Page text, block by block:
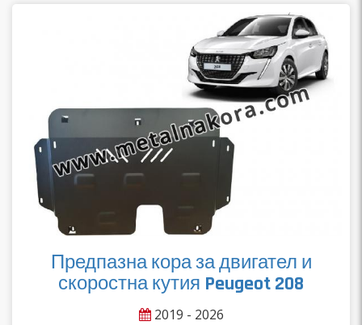
Предпазна кора за двигател и
скоростна кутия Peugeot 208
2019 - 2026